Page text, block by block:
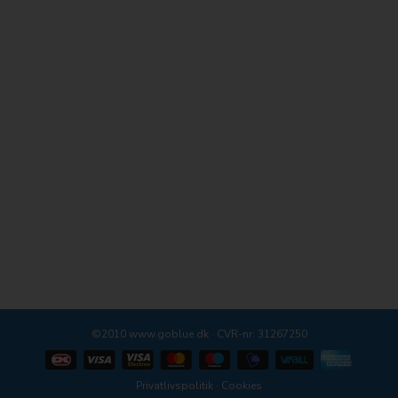
©2010 www.goblue.dk · CVR-nr: 31267250
Privatlivspolitik · Cookies